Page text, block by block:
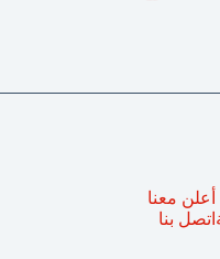
أعلن معنا
اتصل بنا